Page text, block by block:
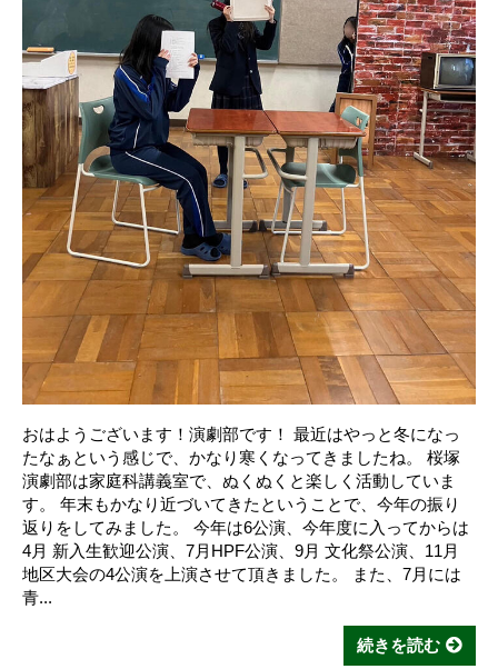
おはようございます！演劇部です！ 最近はやっと冬になっ
たなぁという感じで、かなり寒くなってきましたね。 桜塚
演劇部は家庭科講義室で、ぬくぬくと楽しく活動していま
す。 年末もかなり近づいてきたということで、今年の振り
返りをしてみました。 今年は6公演、今年度に入ってからは
4月 新入生歓迎公演、7月HPF公演、9月 文化祭公演、11月
地区大会の4公演を上演させて頂きました。 また、7月には
青...
続きを読む